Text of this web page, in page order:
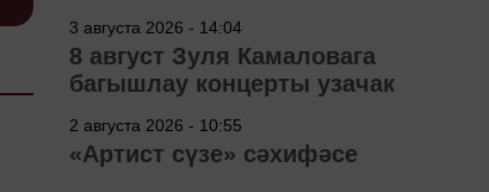
3 августа 2026 - 14:04
8 август Зуля Камаловага
багышлау концерты узачак
2 августа 2026 - 10:55
«Артист сүзе» сәхифәсе